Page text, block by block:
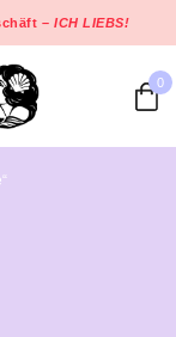
–ICH LIEBS!
0